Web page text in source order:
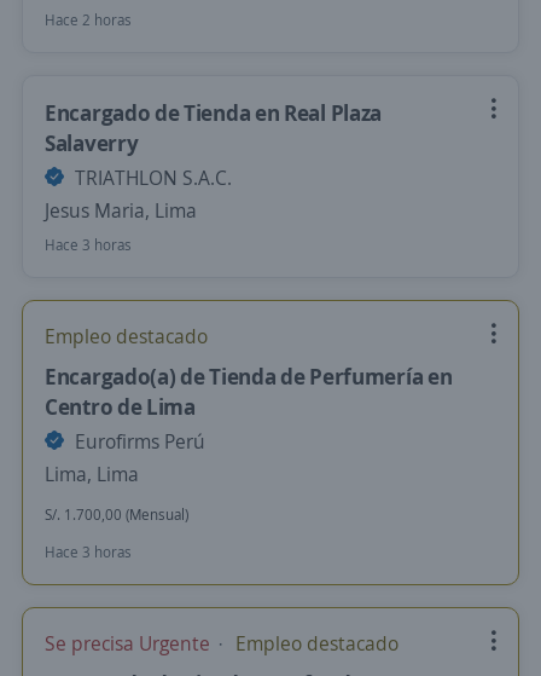
Hace 2 horas
Encargado de Tienda en Real Plaza
Salaverry
TRIATHLON S.A.C.
Jesus Maria, Lima
Hace 3 horas
Empleo destacado
Encargado(a) de Tienda de Perfumería en
Centro de Lima
Eurofirms Perú
Lima, Lima
S/. 1.700,00 (Mensual)
Hace 3 horas
Se precisa Urgente Empleo destacado